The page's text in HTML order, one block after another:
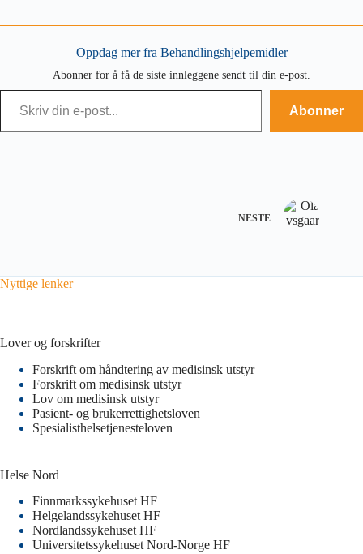
Oppdag mer fra Behandlingshjelpemidler
Abonner for å få de siste innleggene sendt til din e-post.
Skriv din e-post...
Abonner
NESTE
Nyttige lenker
Lover og forskrifter
Forskrift om håndtering av medisinsk utstyr
Forskrift om medisinsk utstyr
Lov om medisinsk utstyr
Pasient- og brukerrettighetsloven
Spesialisthelsetjenesteloven
Helse Nord
Finnmarkssykehuset HF
Helgelandssykehuset HF
Nordlandssykehuset HF
Universitetssykehuset Nord-Norge HF